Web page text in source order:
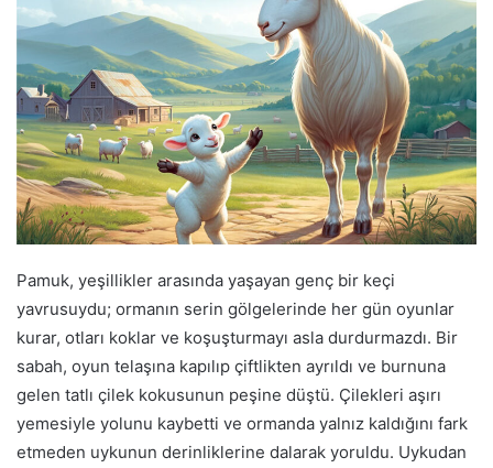
Pamuk, yeşillikler arasında yaşayan genç bir keçi
yavrusuydu; ormanın serin gölgelerinde her gün oyunlar
kurar, otları koklar ve koşuşturmayı asla durdurmazdı. Bir
sabah, oyun telaşına kapılıp çiftlikten ayrıldı ve burnuna
gelen tatlı çilek kokusunun peşine düştü. Çilekleri aşırı
yemesiyle yolunu kaybetti ve ormanda yalnız kaldığını fark
etmeden uykunun derinliklerine dalarak yoruldu. Uykudan